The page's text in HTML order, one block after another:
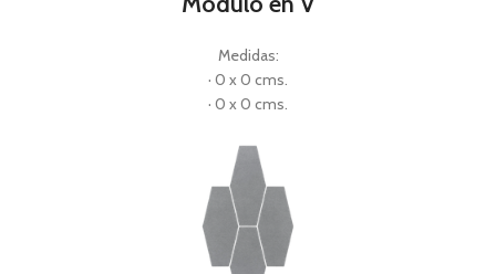
Medidas:
· 0 x 0 cms.
· 0 x 0 cms.